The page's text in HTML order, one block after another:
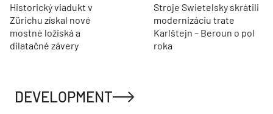
Historický viadukt v
Zürichu získal nové
mostné ložiská a
dilatačné závery
Stroje Swietelsky skrátili
modernizáciu trate
Karlštejn – Beroun o pol
roka
DEVELOPMENT